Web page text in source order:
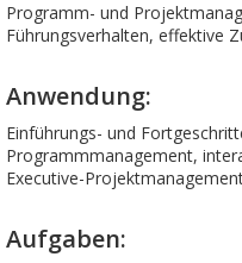
Programm- und
Führungsverhalten, effektive
Anwendung:
Einführungs- und
Programmmanagement,
Executive-
Aufgaben: